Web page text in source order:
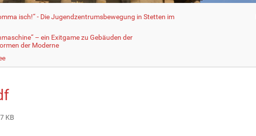
isch!“ - Die Jugendzentrumsbewegung in Stetten im
– ein Exitgame zu Gebäuden der
der Moderne
KB